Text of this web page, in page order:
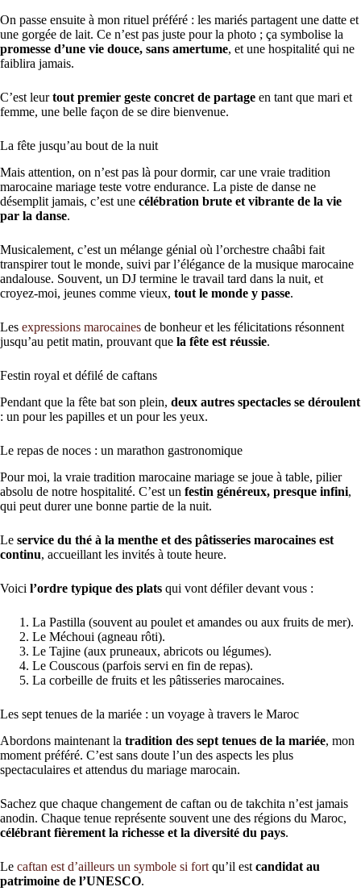
On passe ensuite à mon rituel préféré : les mariés partagent une datte et
une gorgée de lait. Ce n’est pas juste pour la photo ; ça symbolise la
promesse d’une vie douce, sans amertume, et une hospitalité qui ne
faiblira jamais.
C’est leurtout premier geste concret de partage en tant que mari et
femme, une belle façon de se dire bienvenue.
La fête jusqu’au bout de la nuit
Mais attention, on n’est pas là pour dormir, car une vraie tradition
marocaine mariage teste votre endurance. La piste de danse ne
désemplit jamais, c’est une célébration brute et vibrante de la vie
par la danse.
Musicalement, c’est un mélange génial où l’orchestre chaâbi fait
transpirer tout le monde, suivi par l’élégance de la musique marocaine
andalouse. Souvent, un DJ termine le travail tard dans la nuit, et
croyez-moi, jeunes comme vieux, tout le monde y passe.
Les expressions marocaines de bonheur et les félicitations résonnent
jusqu’au petit matin, prouvant que la fête est réussie.
Festin royal et défilé de caftans
Pendant que la fête bat son plein, deux autres spectacles se déroulent
: un pour les papilles et un pour les yeux.
Le repas de noces : un marathon gastronomique
Pour moi, la vraie tradition marocaine mariage se joue à table, pilier
absolu de notre hospitalité. C’est un festin généreux, presque infini,
qui peut durer une bonne partie de la nuit.
Le service du thé à la menthe et des pâtisseries marocaines est
continu, accueillant les invités à toute heure.
Voici l’ordre typique des plats qui vont défiler devant vous :
La Pastilla (souvent au poulet et amandes ou aux fruits de mer).
Le Méchoui (agneau rôti).
Le Tajine (aux pruneaux, abricots ou légumes).
Le Couscous (parfois servi en fin de repas).
La corbeille de fruits et les pâtisseries marocaines.
Les sept tenues de la mariée : un voyage à travers le Maroc
Abordons maintenant la tradition des sept tenues de la mariée, mon
moment préféré. C’est sans doute l’un des aspects les plus
spectaculaires et attendus du mariage marocain.
Sachez que chaque changement de caftan ou de takchita n’est jamais
anodin. Chaque tenue représente souvent une des régions du Maroc,
célébrant fièrement la richesse et la diversité du pays.
Le caftan est d’ailleurs un symbole si fort qu’il est candidat au
patrimoine de l’UNESCO.